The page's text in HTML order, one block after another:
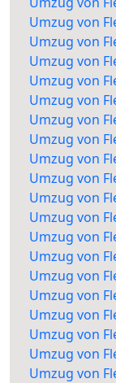
Umzug von
Umzug von
Umzug von
Umzug von
Umzug von
Umzug von
Umzug von
Umzug von
Umzug von
Umzug von
Umzug von
Umzug von
Umzug von
Umzug von
Umzug von
Umzug von
Umzug von
Umzug von
Umzug von